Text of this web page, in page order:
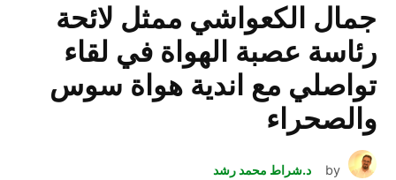
جمال الكعواشي ممثل لائحة
رئاسة عصبة الهواة في لقاء
تواصلي مع اندية هواة سوس
والصحراء
by
د.شراط محمد رشد